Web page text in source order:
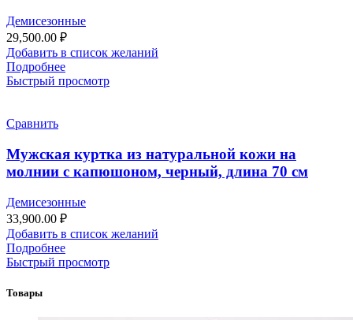
Демисезонные
29,500.00 ₽
Добавить в список желаний
Подробнее
Быстрый просмотр
Сравнить
Мужская куртка из натуральной кожи на
молнии с капюшоном, черный, длина 70 см
Демисезонные
33,900.00 ₽
Добавить в список желаний
Подробнее
Быстрый просмотр
Товары